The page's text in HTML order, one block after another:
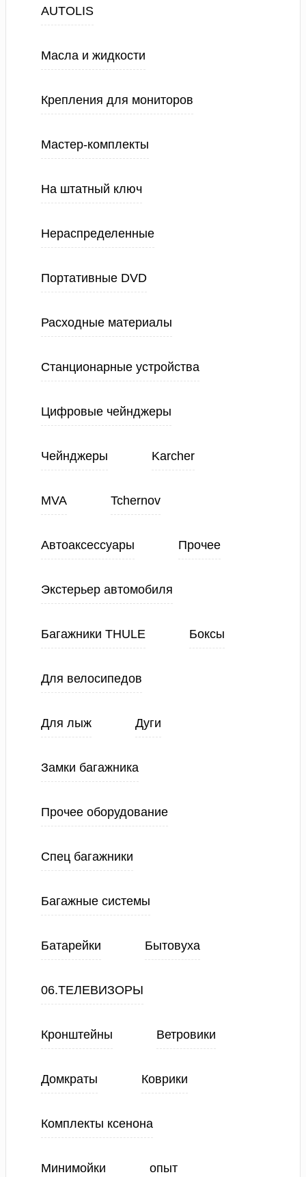
AUTOLIS
Масла и жидкости
Крепления для мониторов
Мастер-комплекты
На штатный ключ
Нераспределенные
Портативные DVD
Расходные материалы
Станционарные устройства
Цифровые чейнджеры
Чейнджеры Karcher
MVA Tchernov
Автоаксессуары Прочее
Экстерьер автомобиля
Багажники THULE Боксы
Для велосипедов
Для лыж Дуги
Замки багажника
Прочее оборудование
Спец багажники
Багажные системы
Батарейки Бытовуха
06.ТЕЛЕВИЗОРЫ
Кронштейны Ветровики
Домкраты Коврики
Комплекты ксенона
Минимойки опыт